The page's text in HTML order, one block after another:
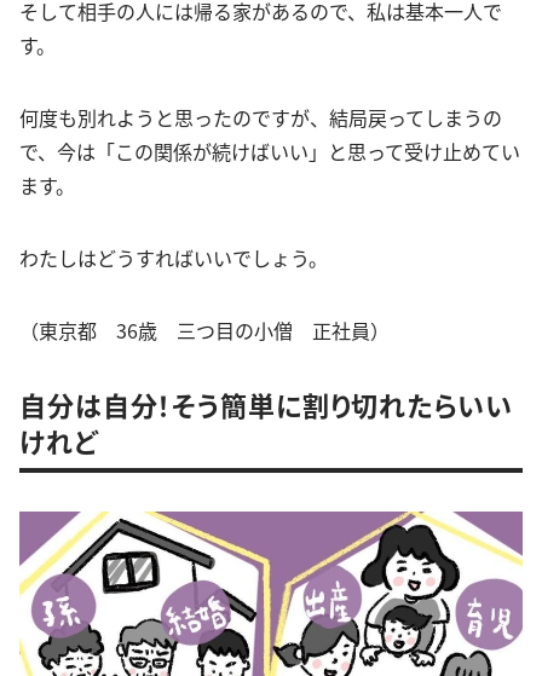
そして相手の人には帰る家があるので、私は基本一人で
す。
何度も別れようと思ったのですが、結局戻ってしまうの
で、今は「この関係が続けばいい」と思って受け止めてい
ます。
わたしはどうすればいいでしょう。
（東京都 36歳 三つ目の小僧 正社員）
自分は自分！そう簡単に割り切れたらいい
けれど